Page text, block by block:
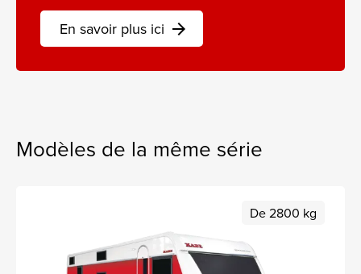
En savoir plus ici arrow_forward
Modèles de la même série
De 2800 kg